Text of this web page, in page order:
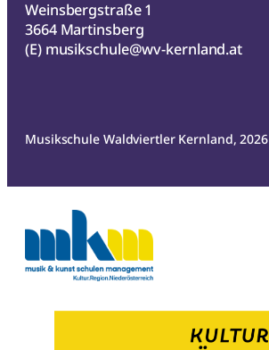
Weinsbergstraße 1
3664 Martinsberg
(E) musikschule@wv-kernland.at
Musikschule Waldviertler Kernland, 2026